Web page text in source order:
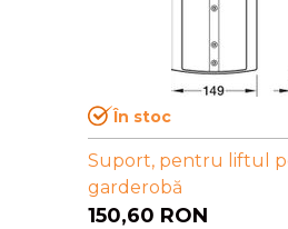
În stoc
Suport, pentru liftul
garderobă
150,60 RON